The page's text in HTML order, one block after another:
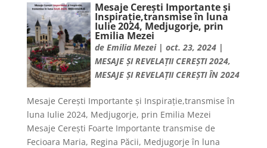
Mesaje Cerești Importante și
Inspirație,transmise în luna
Iulie 2024, Medjugorje, prin
Emilia Mezei
deEmilia Mezei|oct. 23, 2024 |
MESAJE ȘI REVELAȚII CEREȘTI 2024,
MESAJE ȘI REVELAȚII CEREȘTI ÎN 2024
Mesaje Cerești Importante și Inspirație,transmise în
luna Iulie 2024, Medjugorje, prin Emilia Mezei
Mesaje Cerești Foarte Importante transmise de
Fecioara Maria, Regina Păcii, Medjugorje în luna